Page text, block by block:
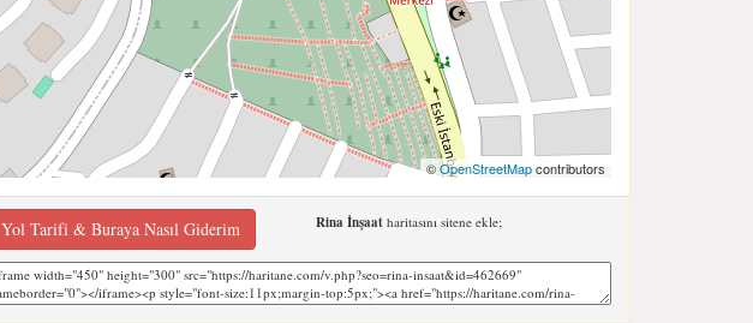
©OpenStreetMapcontributors
Yol Tarifi & Buraya Nasıl Giderim Rina İnşaatharitasını sitene ekle;